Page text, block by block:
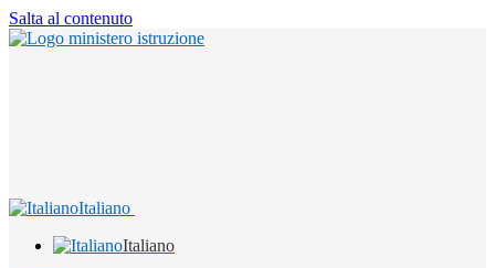
Salta al contenuto
Italiano
Italiano